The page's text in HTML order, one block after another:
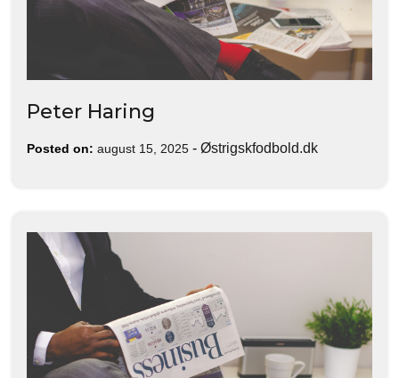
Peter Haring
Posted on: august 15, 2025 - Østrigskfodbold.dk